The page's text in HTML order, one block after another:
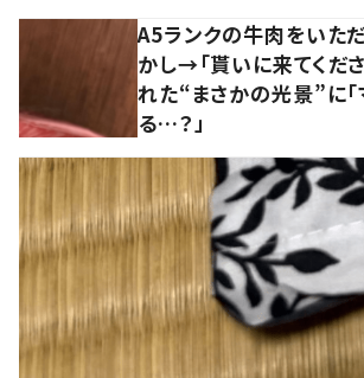
A5ランクの牛肉をいた
かし→「貰いに来てくださ
れた“まさかの光景”に「
る…？」